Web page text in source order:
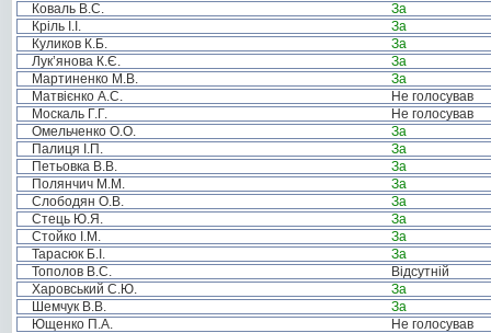
Коваль В.С.
За
Кріль І.І.
За
Куликов К.Б.
За
Лук’янова К.Є.
За
Мартиненко М.В.
За
Матвієнко А.С.
Не голосував
Москаль Г.Г.
Не голосував
Омельченко О.О.
За
Палиця І.П.
За
Петьовка В.В.
За
Полянчич М.М.
За
Слободян О.В.
За
Стець Ю.Я.
За
Стойко І.М.
За
Тарасюк Б.І.
За
Тополов В.С.
Відсутній
Харовський С.Ю.
За
Шемчук В.В.
За
Ющенко П.А.
Не голосував